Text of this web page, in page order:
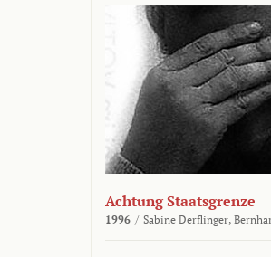
Achtung Staatsgrenze
1996 / Sabine Derflinger,